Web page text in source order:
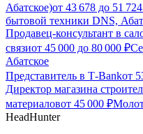
Абатское)от 43 678 до 51 724
бытовой техники DNS,
Продавец-консультант в
связиот 45 000 до 80 000 ₽
Абатское
Представитель в Т-Bankот
Директор магазина
материаловот 45 000 ₽
HeadHunter